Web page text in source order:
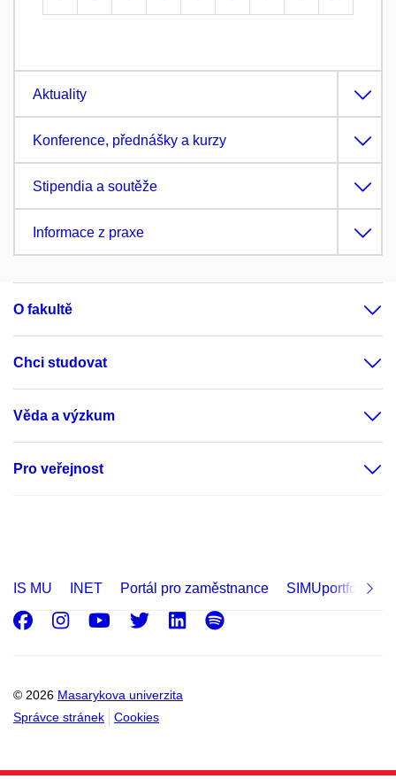
Aktuality
Konference, přednášky a kurzy
Stipendia a soutěže
Informace z praxe
O fakultě
Chci studovat
Věda a výzkum
Pro veřejnost
IS MU INET Portál pro zaměstnance SIMUportfolio
© 2026 Masarykova univerzita
Správce stránek
Cookies
Facebook
Instagram
Youtube
Twitter
LinkedIn
Spotify